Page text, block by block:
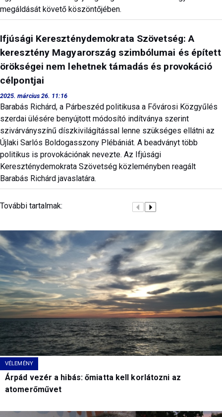
megáldását követő köszöntőjében.
Ifjúsági Kereszténydemokrata Szövetség: A
keresztény Magyarország szimbólumai és épített
örökségei nem lehetnek támadás és provokáció
célpontjai
2025. március 26. 11:16
Barabás Richárd, a Párbeszéd politikusa a Fővárosi Közgyűlés
szerdai ülésére benyújtott módosító indítványa szerint
szivárványszínű díszkivilágítással lenne szükséges ellátni az
Újlaki Sarlós Boldogasszony Plébániát. A beadványt több
politikus is provokációnak nevezte. Az Ifjúsági
Kereszténydemokrata Szövetség közleményben reagált
Barabás Richárd javaslatára.
További tartalmak:
VÉLEMÉNY
Árpád vezér a hibás: őmiatta kell korlátozni az
atomerőművet